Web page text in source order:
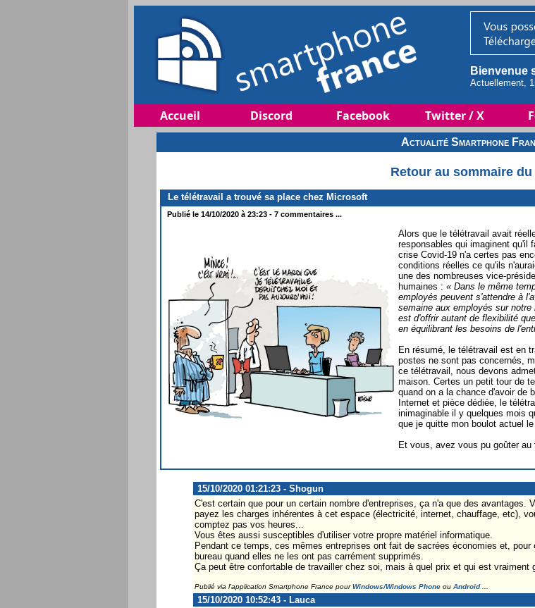
Bienvenue
Actuellement,
Accueil Discord Facebook Twitter / X
Actualité Smartphone
Retour au sommaire
Le télétravail a trouvé sa place chez Microsoft
Publié le 14/10/2020 à 23:23 - 7 commentaires ...
Alors que le télétravail avait
responsables qui imaginent qu'il
crise Covid-19 n'a certes pas
conditions réelles ce qu'ils
une des nombreuses vice-
humaines : « Dans le même
employés peuvent s'attendre à
semaine aux employés sur
est d'offrir autant de flexibilité
en équilibrant les besoins de
En résumé, le télétravail est en
postes ne sont pas concernés,
ce télétravail, nous devons
maison. Certes un petit tour de
quand on a la chance d'avoir de
Internet et pièce dédiée, le
inimaginable il y quelques mois
que je quitte mon boulot actuel
Et vous, avez vous pu goûter
15/10/2020 01:21:23 - Shogun
C'est certain que pour un certain nombre d'entreprises, ça n'a que des avantages.
payez les charges inhérentes à cet espace (électricité, internet, chauffage, etc),
comptez pas vos heures...
Vous êtes aussi susceptibles d'utiliser votre propre matériel informatique.
Pendant ce temps, ces mêmes entreprises ont fait de sacrées économies et,
bureau quand elles ne les ont pas carrément supprimés.
Ça peut être confortable de travailler chez soi, mais à quel prix et qui est vraiment
Publié via l'application Smartphone France pourWindows/Windows Phoneou Android...
15/10/2020 10:52:43 - Lauca